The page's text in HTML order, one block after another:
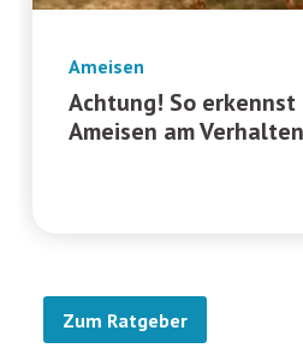
Ameisen
Achtung! So erkennst
Ameisen am Verhalten
Zum Ratgeber